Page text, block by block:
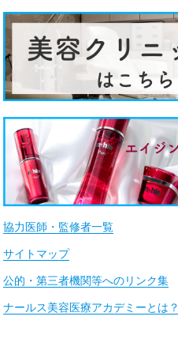
協力医師・監修者一覧
サイトマップ
公的・第三者機関等へのリンク集
ナールス美容医療アカデミーとは？